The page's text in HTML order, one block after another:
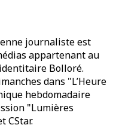
journaliste est
appartenant au
Bolloré.
dans "L’Heure
hebdomadaire
"Lumières
CStar.